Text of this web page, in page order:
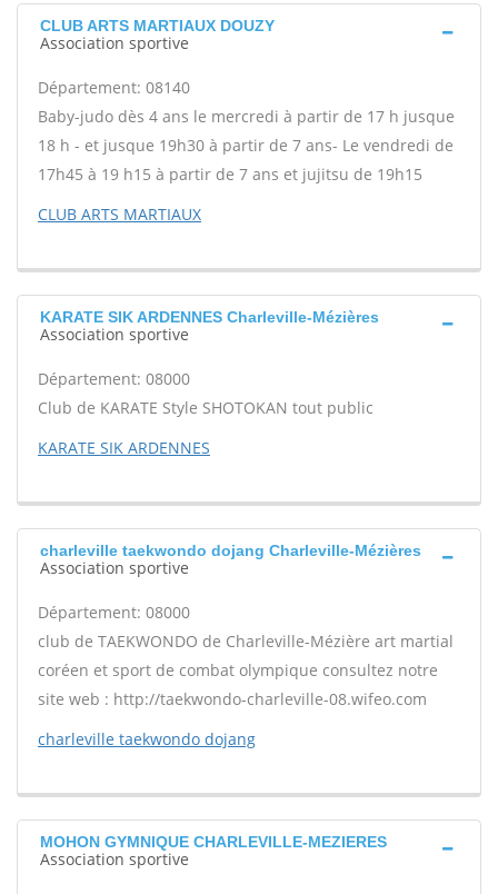
CLUB ARTS MARTIAUX DOUZY
Association sportive
Département: 08140
Baby-judo dès 4 ans le mercredi à partir de 17 h jusque
18 h - et jusque 19h30 à partir de 7 ans- Le vendredi de
17h45 à 19 h15 à partir de 7 ans et jujitsu de 19h15
CLUB ARTS MARTIAUX
KARATE SIK ARDENNES Charleville-Mézières
Association sportive
Département: 08000
Club de KARATE Style SHOTOKAN tout public
KARATE SIK ARDENNES
charleville taekwondo dojang Charleville-Mézières
Association sportive
Département: 08000
club de TAEKWONDO de Charleville-Mézière art martial
coréen et sport de combat olympique consultez notre
site web : http://taekwondo-charleville-08.wifeo.com
charleville taekwondo dojang
MOHON GYMNIQUE CHARLEVILLE-MEZIERES
Association sportive